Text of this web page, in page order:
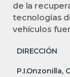
de la
tecnologías
vehículos
DIRECCIÓN
P.I.Onzonilla,